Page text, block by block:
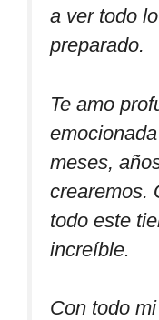
a ver todo
preparado.
Te amo
meses,
crearemos.
todo este
increíble.
Con todo